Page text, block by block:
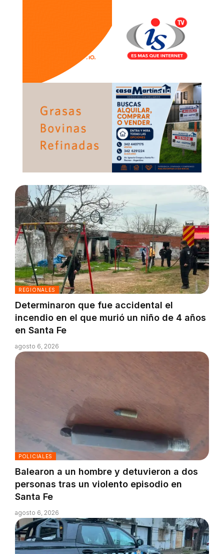
REGIONALES
Determinaron que fue accidental el
incendio en el que murió un niño de 4 años
en Santa Fe
agosto 6, 2026
POLICIALES
Balearon a un hombre y detuvieron a dos
personas tras un violento episodio en
Santa Fe
agosto 6, 2026